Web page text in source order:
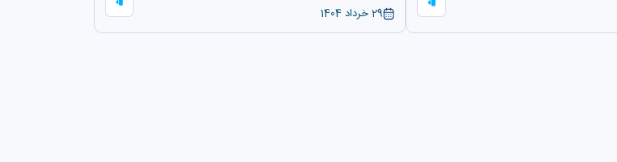
29 خرداد 1404